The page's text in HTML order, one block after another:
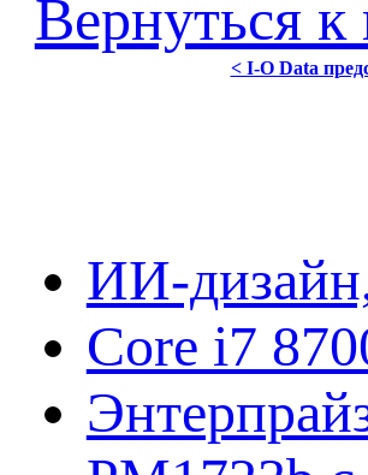
Вернуться к
< I-O Data
ИИ-
Core i7